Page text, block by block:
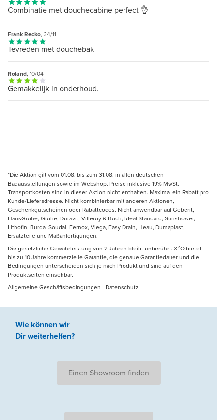
Combinatie met douchecabine perfect 👌
Frank Recko, 24/11
Tevreden met douchebak
Roland, 10/04
Gemakkelijk in onderhoud.
*Die Aktion gilt vom 01.08. bis zum 31.08. in allen deutschen
Badausstellungen sowie im Webshop. Preise inklusive 19% MwSt.
Transportkosten sind in dieser Aktion nicht enthalten. Maximal ein Rabatt pro
Kunde/Lieferadresse. Nicht kombinierbar mit anderen Aktionen,
Geschenkgutscheinen oder Rabattcodes. Nicht anwendbar auf Geberit,
HansGrohe, Grohe, Duravit, Villeroy & Boch, Ideal Standard, Sunshower,
Lithofin, Burda, Soudal, Fernox, Viega, Easy Drain, Heau, Dumaplast,
Ersatzteile und Maßanfertigungen.
Die gesetzliche Gewährleistung von 2 Jahren bleibt unberührt. X²O bietet
bis zu 10 Jahre kommerzielle Garantie, die genaue Garantiedauer und die
Bedingungen unterscheiden sich je nach Produkt und sind auf den
Produktseiten einsehbar.
Allgemeine Geschäftsbedingungen - Datenschutz
Wie können wir
Dir weiterhelfen?
Einen Showroom finden